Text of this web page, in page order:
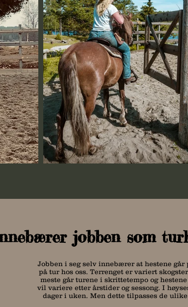
jobben som
Jobben i seg selv innebærer at hestene
på tur hos oss. Terrenget er variert
meste går turene i skrittetempo og
vil variere etter årstider og sessong. I
dager i uken. Men dette tilpasses de